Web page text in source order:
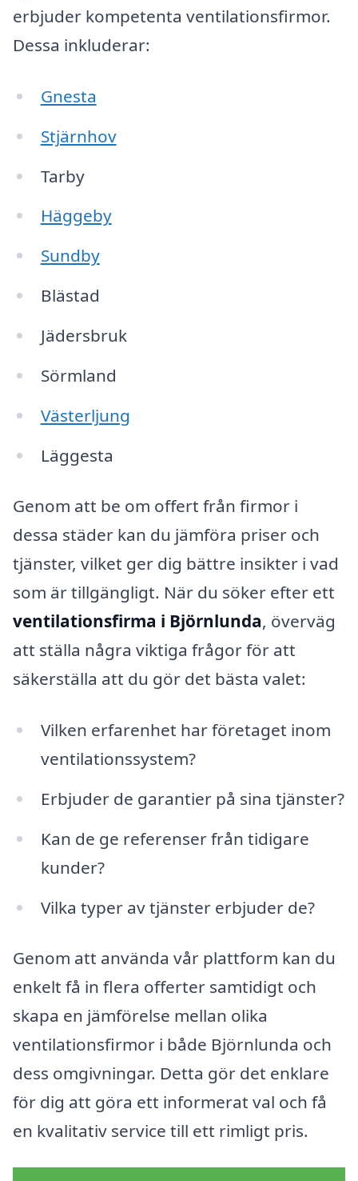
erbjuder kompetenta ventilationsfirmor.
Dessa inkluderar:
Gnesta
Stjärnhov
Tarby
Häggeby
Sundby
Blästad
Jädersbruk
Sörmland
Västerljung
Läggesta
Genom att be om offert från firmor i
dessa städer kan du jämföra priser och
tjänster, vilket ger dig bättre insikter i vad
som är tillgängligt. När du söker efter ett
ventilationsfirma i Björnlunda, överväg
att ställa några viktiga frågor för att
säkerställa att du gör det bästa valet:
Vilken erfarenhet har företaget inom
ventilationssystem?
Erbjuder de garantier på sina tjänster?
Kan de ge referenser från tidigare
kunder?
Vilka typer av tjänster erbjuder de?
Genom att använda vår plattform kan du
enkelt få in flera offerter samtidigt och
skapa en jämförelse mellan olika
ventilationsfirmor i både Björnlunda och
dess omgivningar. Detta gör det enklare
för dig att göra ett informerat val och få
en kvalitativ service till ett rimligt pris.